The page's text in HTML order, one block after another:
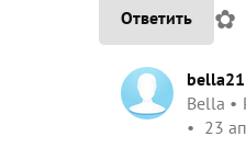
Ответить ✿
bella21
Bella
23